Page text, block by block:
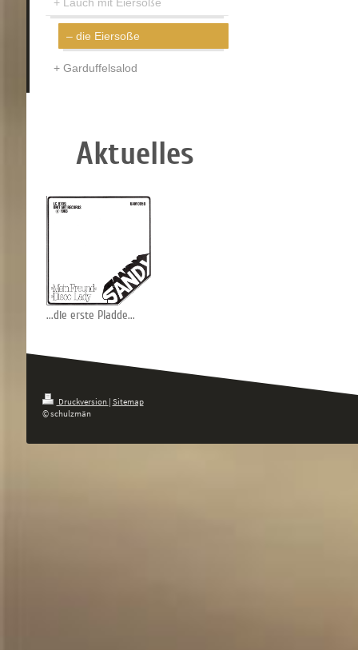
Lauch mit Eiersoße
die Eiersoße
Garduffelsalod
Aktuelles
...die erste Pladde...
Druckversion | Sitemap
© schulzmän